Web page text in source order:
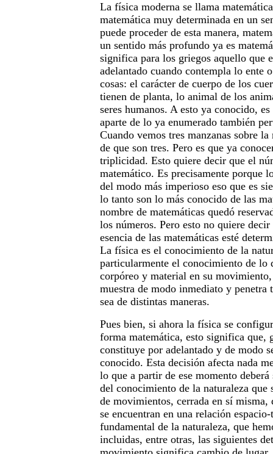
La física moderna se llama
matemática muy determinada en un
puede proceder de esta manera,
un sentido más profundo ya es
significa para los griegos aquello que
adelantado cuando contempla lo ente
cosas: el carácter de cuerpo de los
tienen de planta, lo animal de los
seres humanos. A esto ya conocido,
aparte de lo ya enumerado también
Cuando vemos tres manzanas sobre la
de que son tres. Pero es que ya
triplicidad. Esto quiere decir que el
matemático. Es precisamente porque
del modo más imperioso eso que es
lo tanto son lo más conocido de las
nombre de matemáticas quedó
los números. Pero esto no quiere
esencia de las matemáticas esté
La física es el conocimiento de la
particularmente el conocimiento de lo
corpóreo y material en su
muestra de modo inmediato y penetra
sea de distintas maneras.
Pues bien, si ahora la física se
forma matemática, esto significa que,
constituye por adelantado y de modo
conocido. Esta decisión afecta nada
lo que a partir de ese momento deberá
del conocimiento de la naturaleza que
de movimientos, cerrada en sí misma,
se encuentran en una relación
fundamental de la naturaleza, que
incluidas, entre otras, las siguientes